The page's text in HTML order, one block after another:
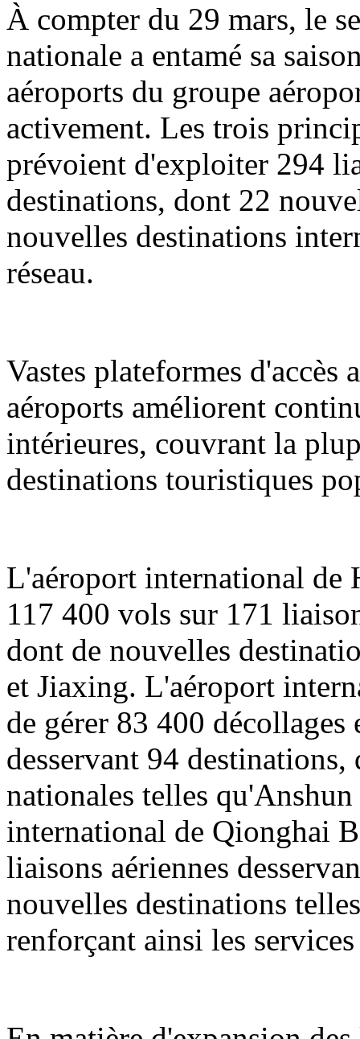
À compter du 29 mars, le
nationale a entamé sa
aéroports du groupe
activement. Les trois
prévoient d'exploiter 294
destinations, dont 22
nouvelles destinations
réseau.
Vastes plateformes
aéroports améliorent
intérieures, couvrant la
destinations touristiques
L'aéroport international
117 400 vols sur 171
dont de nouvelles
et Jiaxing. L'aéroport
de gérer 83 400 décollages
desservant 94
nationales telles
international de Qionghai
liaisons aériennes
nouvelles destinations
renforçant ainsi les